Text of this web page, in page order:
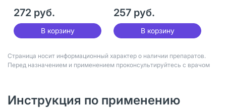
272 руб.
В корзину
257 руб.
В корзину
Страница носит информационный характер о наличии препаратов.
Перед назначением и применением проконсультируйтесь с врачом
Инструкция по применению